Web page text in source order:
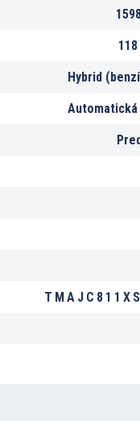
Hybrid